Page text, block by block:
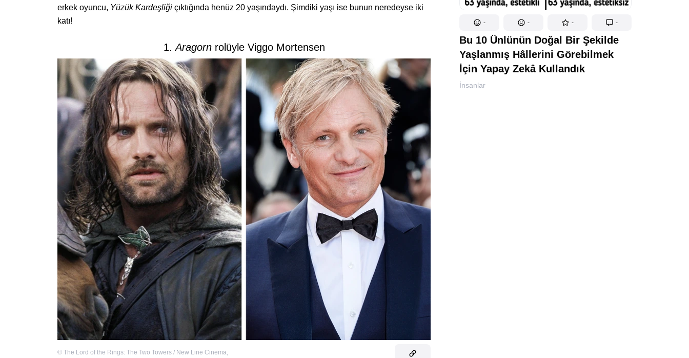
- - - -
Bu 10 Ünlünün Doğal Bir Şekilde
Yaşlanmış Hâllerini Görebilmek
İçin Yapay Zekâ Kullandık
İnsanlar
erkek oyuncu, Yüzük Kardeşliği çıktığında henüz 20 yaşındaydı. Şimdiki yaşı ise bunun neredeyse iki
katı!
1.Aragornrolüyle Viggo Mortensen
© The Lord of the Rings: The Two Towers / New Line Cinema,